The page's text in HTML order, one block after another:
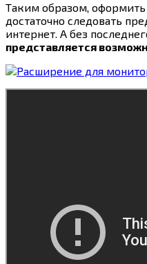
Таким образом, оформить
достаточно следовать
интернет. А без
представляется